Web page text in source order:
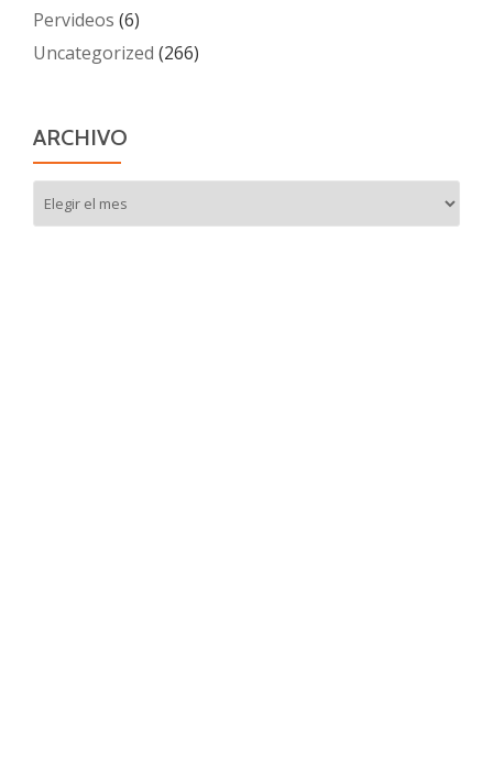
Pervideos (6)
Uncategorized (266)
ARCHIVO